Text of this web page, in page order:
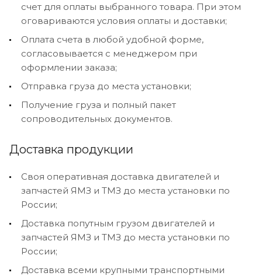
счет для оплаты выбранного товара. При этом
оговариваются условия оплаты и доставки;
Оплата счета в любой удобной форме,
согласовывается с менеджером при
оформлении заказа;
Отправка груза до места установки;
Получение груза и полный пакет
сопроводительных документов.
Доставка продукции
Своя оперативная доставка двигателей и
запчастей ЯМЗ и ТМЗ до места установки по
России;
Доставка попутным грузом двигателей и
запчастей ЯМЗ и ТМЗ до места установки по
России;
Доставка всеми крупными транспортными